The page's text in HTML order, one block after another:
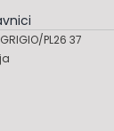
PL26 37